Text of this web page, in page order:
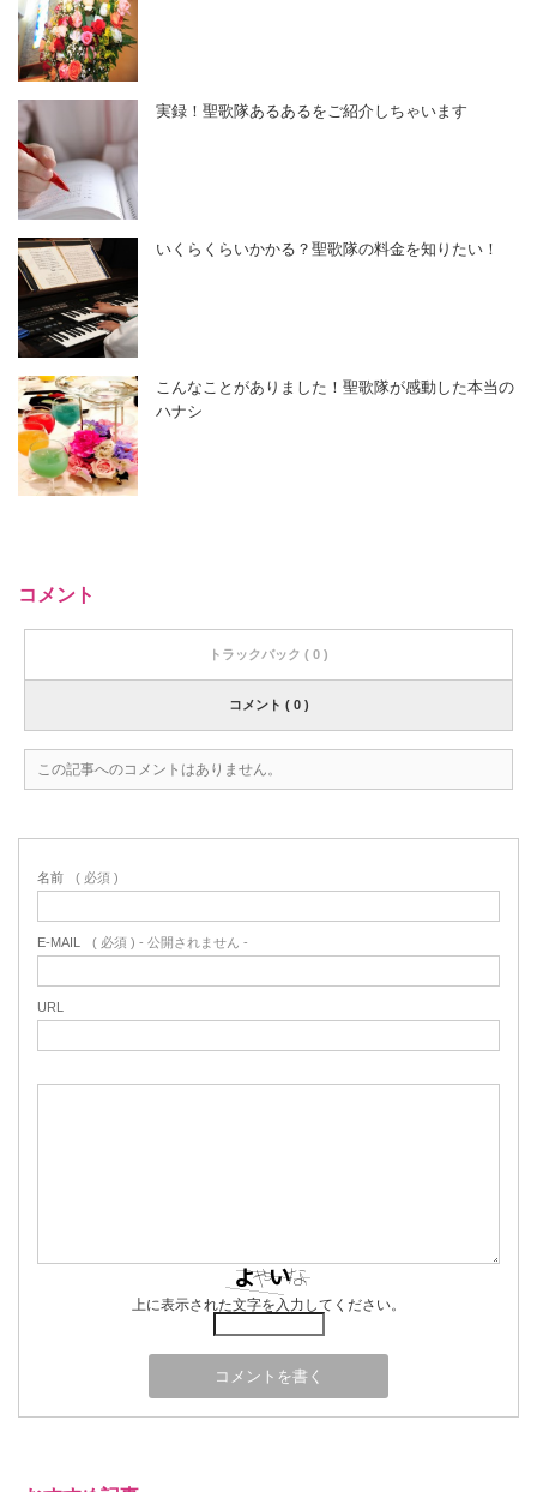
実録！聖歌隊あるあるをご紹介しちゃいます
いくらくらいかかる？聖歌隊の料金を知りたい！
こんなことがありました！聖歌隊が感動した本当の
ハナシ
コメント
トラックバック ( 0 )
コメント ( 0 )
この記事へのコメントはありません。
名前 ( 必須 )
E-MAIL ( 必須 ) - 公開されません -
URL
上に表示された文字を入力してください。